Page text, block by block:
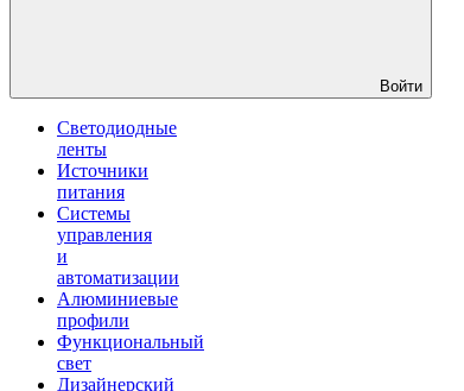
Войти
Светодиодные
ленты
Источники
питания
Системы
управления
и
автоматизации
Алюминиевые
профили
Функциональный
свет
Дизайнерский